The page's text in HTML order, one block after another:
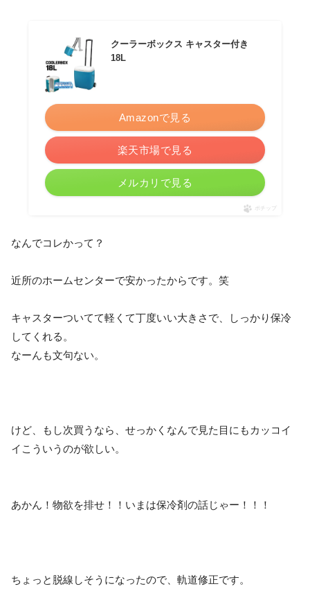
クーラーボックス キャスター付き
18L
Amazonで見る
楽天市場で見る
メルカリで見る
ポチップ
なんでコレかって？
近所のホームセンターで安かったからです。笑
キャスターついてて軽くて丁度いい大きさで、しっかり保冷
してくれる。
なーんも文句ない。
けど、もし次買うなら、せっかくなんで見た目にもカッコイ
イこういうのが欲しい。
あかん！物欲を排せ！！いまは保冷剤の話じゃー！！！
ちょっと脱線しそうになったので、軌道修正です。